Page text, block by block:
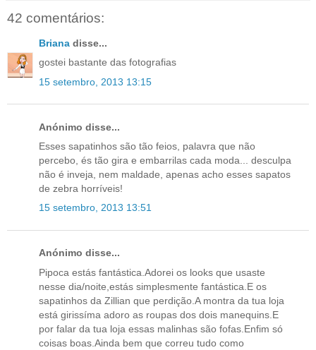
42 comentários:
Briana disse...
gostei bastante das fotografias
15 setembro, 2013 13:15
Anónimo disse...
Esses sapatinhos são tão feios, palavra que não
percebo, és tão gira e embarrilas cada moda... desculpa
não é inveja, nem maldade, apenas acho esses sapatos
de zebra horríveis!
15 setembro, 2013 13:51
Anónimo disse...
Pipoca estás fantástica.Adorei os looks que usaste
nesse dia/noite,estás simplesmente fantástica.E os
sapatinhos da Zillian que perdição.A montra da tua loja
está girissíma adoro as roupas dos dois manequins.E
por falar da tua loja essas malinhas são fofas.Enfim só
coisas boas.Ainda bem que correu tudo como